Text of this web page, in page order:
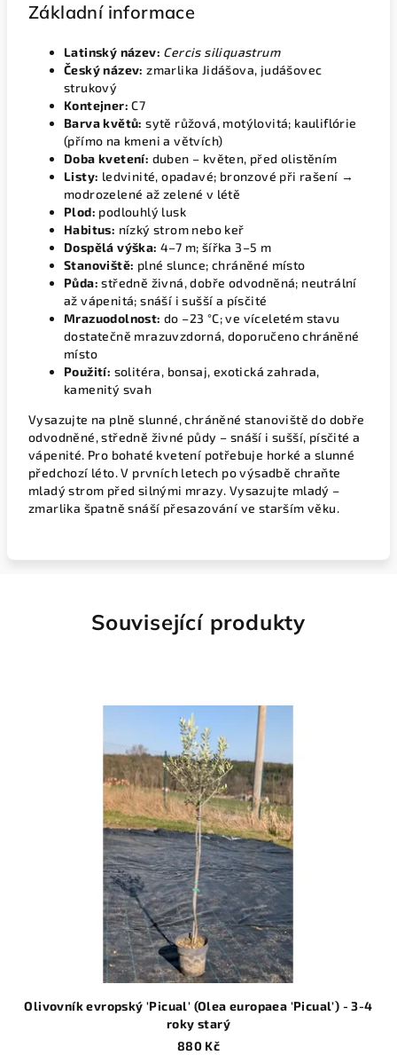
Základní informace
Latinský název: Cercis siliquastrum
Český název: zmarlika Jidášova, judášovec
strukový
Kontejner: C7
Barva květů: sytě růžová, motýlovitá; kauliflórie
(přímo na kmeni a větvích)
Doba kvetení: duben – květen, před olistěním
Listy: ledvinité, opadavé; bronzové při rašení →
modrozelené až zelené v létě
Plod: podlouhlý lusk
Habitus: nízký strom nebo keř
Dospělá výška: 4–7 m; šířka 3–5 m
Stanoviště: plné slunce; chráněné místo
Půda: středně živná, dobře odvodněná; neutrální
až vápenitá; snáší i sušší a písčité
Mrazuodolnost: do –23 °C; ve víceletém stavu
dostatečně mrazuvzdorná, doporučeno chráněné
místo
Použití: solitéra, bonsaj, exotická zahrada,
kamenitý svah
Vysazujte na plně slunné, chráněné stanoviště do dobře
odvodněné, středně živné půdy – snáší i sušší, písčité a
vápenité. Pro bohaté kvetení potřebuje horké a slunné
předchozí léto. V prvních letech po výsadbě chraňte
mladý strom před silnými mrazy. Vysazujte mladý –
zmarlika špatně snáší přesazování ve starším věku.
Související produkty
Olivovník evropský 'Picual' (Olea europaea 'Picual') - 3-4
roky starý
880 Kč